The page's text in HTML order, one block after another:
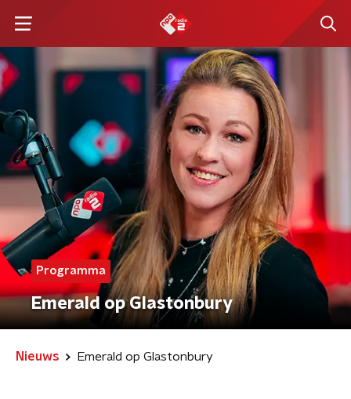
Programma
Emerald op Glastonbury
Nieuws Emerald op Glastonbury